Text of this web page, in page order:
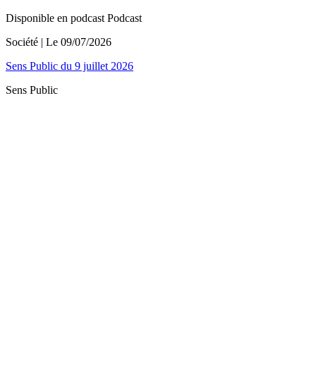
Disponible en podcast Podcast
Société | Le 09/07/2026
Sens Public du 9 juillet 2026
Sens Public